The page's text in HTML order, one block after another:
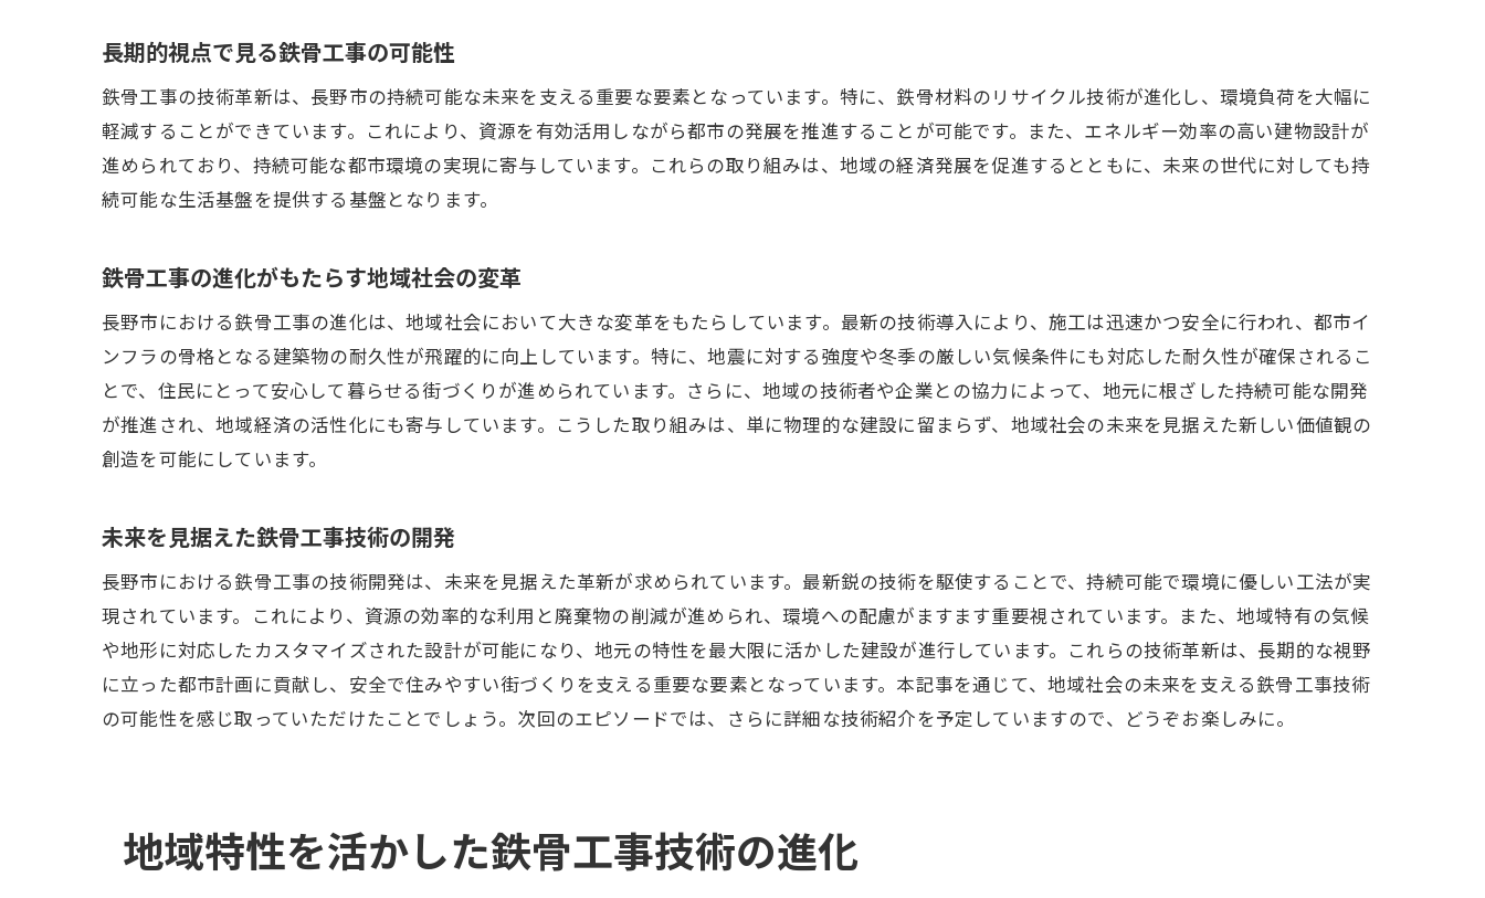
冬季施工の効率化を実現するための工夫
寒冷地特有のチャレンジに対する解決策
冬季条件に強い建築物の秘訣
精密施工のための先進技術の導入
工事精度向上を支える最新ツール
施工効率を上げるための技術革新
地域の未来を支える鉄骨工事の基盤とは
鉄骨工事が地域発展に与える影響とは
持続可能な地域建築を支える基盤技術
地域社会の未来を見据えた鉄骨工事
革新がもたらす地域の豊かさとその基盤
長野市発の鉄骨工事技術で地域社会を豊かに
地域社会に貢献する鉄骨工事の可能性
長期的視点で見る鉄骨工事の可能性
鉄骨工事の技術革新は、長野市の持続可能な未来を支える重要な要素となっています。特に、鉄骨材料のリサイクル技術が進化し、環境負荷を大幅に
軽減することができています。これにより、資源を有効活用しながら都市の発展を推進することが可能です。また、エネルギー効率の高い建物設計が
進められており、持続可能な都市環境の実現に寄与しています。これらの取り組みは、地域の経済発展を促進するとともに、未来の世代に対しても持
続可能な生活基盤を提供する基盤となります。
鉄骨工事の進化がもたらす地域社会の変革
長野市における鉄骨工事の進化は、地域社会において大きな変革をもたらしています。最新の技術導入により、施工は迅速かつ安全に行われ、都市イ
ンフラの骨格となる建築物の耐久性が飛躍的に向上しています。特に、地震に対する強度や冬季の厳しい気候条件にも対応した耐久性が確保されるこ
とで、住民にとって安心して暮らせる街づくりが進められています。さらに、地域の技術者や企業との協力によって、地元に根ざした持続可能な開発
が推進され、地域経済の活性化にも寄与しています。こうした取り組みは、単に物理的な建設に留まらず、地域社会の未来を見据えた新しい価値観の
創造を可能にしています。
未来を見据えた鉄骨工事技術の開発
長野市における鉄骨工事の技術開発は、未来を見据えた革新が求められています。最新鋭の技術を駆使することで、持続可能で環境に優しい工法が実
現されています。これにより、資源の効率的な利用と廃棄物の削減が進められ、環境への配慮がますます重要視されています。また、地域特有の気候
や地形に対応したカスタマイズされた設計が可能になり、地元の特性を最大限に活かした建設が進行しています。これらの技術革新は、長期的な視野
に立った都市計画に貢献し、安全で住みやすい街づくりを支える重要な要素となっています。本記事を通じて、地域社会の未来を支える鉄骨工事技術
の可能性を感じ取っていただけたことでしょう。次回のエピソードでは、さらに詳細な技術紹介を予定していますので、どうぞお楽しみに。
地域特性を活かした鉄骨工事技術の進化